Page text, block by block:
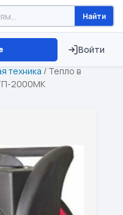
Найти
Войти
⏱ ТОЛЬКО 15 ДНЕЙ
техника / Тепло в
2000МК